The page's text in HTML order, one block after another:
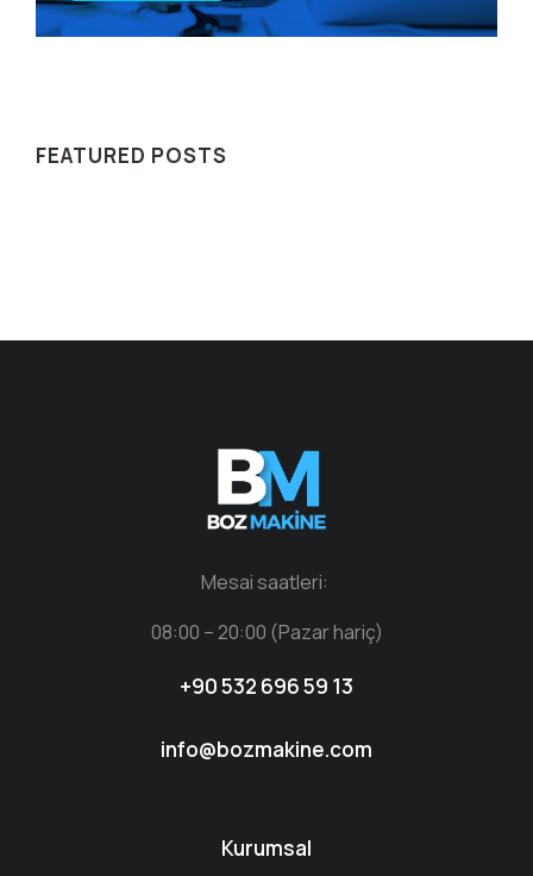
FEATURED POSTS
Mesai saatleri:
08:00 – 20:00 (Pazar hariç)
+90 532 696 59 13
info@bozmakine.com
Kurumsal